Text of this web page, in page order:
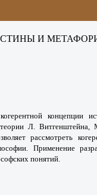
И
концепции
Л.
рассмотреть
Применение
понятий.